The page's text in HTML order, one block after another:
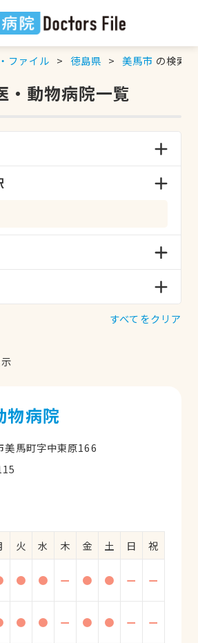
ファイル 徳島県 美馬市 の検索
・動物病院一覧
すべてをクリア
物病院
美馬町字中東原166
火 水 木 金 土 日
祝
● ● ー ● ● ー ー
● ● ー ● ● ー
ー